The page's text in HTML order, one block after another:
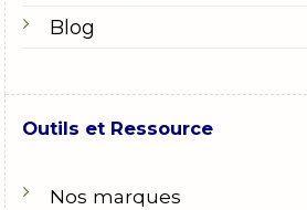
Blog
Outils et Ressource
Nos marques